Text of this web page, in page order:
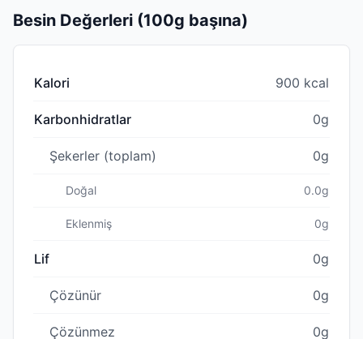
Besin Değerleri (100g başına)
Kalori 900 kcal
Karbonhidratlar 0g
Şekerler (toplam) 0g
Doğal 0.0g
Eklenmiş 0g
Lif 0g
Çözünür 0g
Çözünmez 0g